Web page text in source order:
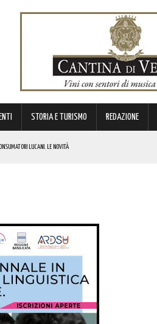
STORIA E TURISMO REDAZIONE
LUCANI. LE NOVITÀ
IN BOCCA AL LUPO!